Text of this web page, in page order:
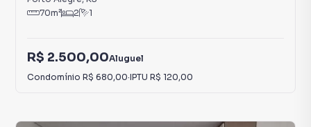
70m² 2 1
R$ 2.500,00Aluguel
Condomínio R$ 680,00·IPTU R$ 120,00